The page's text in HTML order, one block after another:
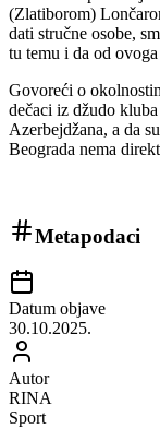
(Zlatiborom)
dati stručne osobe,
tu temu i da od
Govoreći o
dečaci iz džudo
Azerbejdžana, a da
Beograda nema
Metapodaci
Datum objave
30.10.2025.
Autor
RINA
Sport